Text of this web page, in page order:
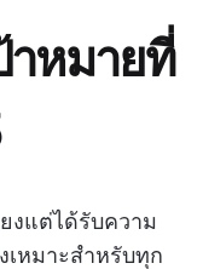
าหมายที่
งแต่ได้รับความ
หมาะสำหรับทุก